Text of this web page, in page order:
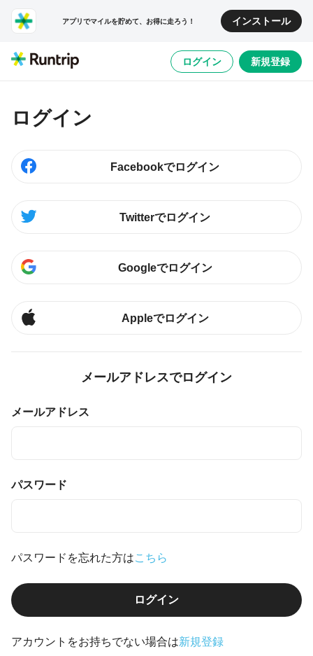
アプリでマイルを貯めて、お得に走ろう！ インストール
ログイン 新規登録
ログイン
Facebookでログイン
Twitterでログイン
Googleでログイン
Appleでログイン
メールアドレスでログイン
メールアドレス
パスワード
パスワードを忘れた方はこちら
ログイン
アカウントをお持ちでない場合は新規登録